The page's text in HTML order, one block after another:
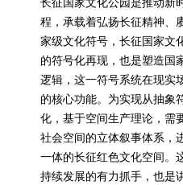
长征国家文化公园是推动新
程，承载着弘扬长征精神、
家级文化符号，长征国家文
的符号化再现，也是塑造国
逻辑，这一符号系统在现实
的核心功能。为实现从抽象
化，基于空间生产理论，需
社会空间的立体叙事体系，
一体的长征红色文化空间。
持续发展的有力抓手，也是